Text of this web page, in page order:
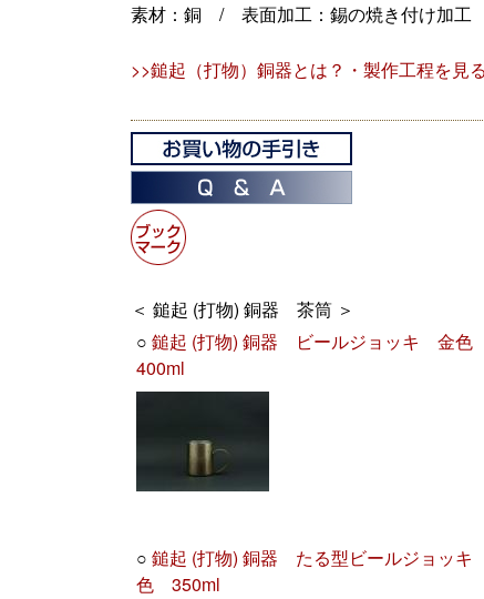
素材：銅 / 表面加工：錫の焼き付け加
>>鎚起（打物）銅器とは？・製作工程を見
＜ 鎚起 (打物) 銅器 茶筒 ＞
○ 鎚起 (打物) 銅器 ビールジョッキ 金
400ml
○ 鎚起 (打物) 銅器 たる型ビールジョッ
色 350ml